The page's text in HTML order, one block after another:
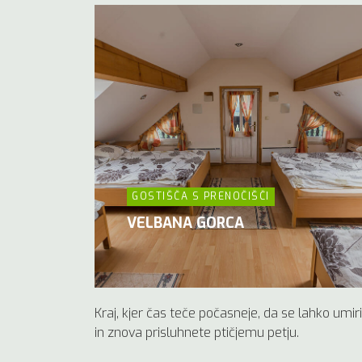
GOSTIŠČA S PRENOČIŠČI
VELBANA GORCA
Kraj, kjer čas teče počasneje, da se lahko
in znova prisluhnete ptičjemu petju.